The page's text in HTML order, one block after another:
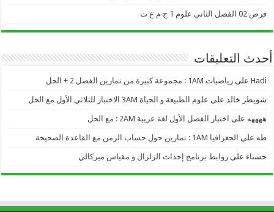
فرض 02 الفصل الثاني علوم 1 ج م ع ت
أحدث التعليقات
Hadi علىرياضيات 1AM : مجموعة كبيرة من تمارين الفصل 2 + الحل
شويطر خالد على علوم الطبيعة و الحياة 3AM الاختبار للثلاثي الأول مع الحل
ههههه على اختبار الفصل الأول لغة عربية 2AM : مع الحل
طه على الجغرافيا 1AM : تمارين حول حساب الزمن مع القاعدة الصحيحة
حسناء علىروابط برنامج إحداث الزلزال و مقياس ميركالي